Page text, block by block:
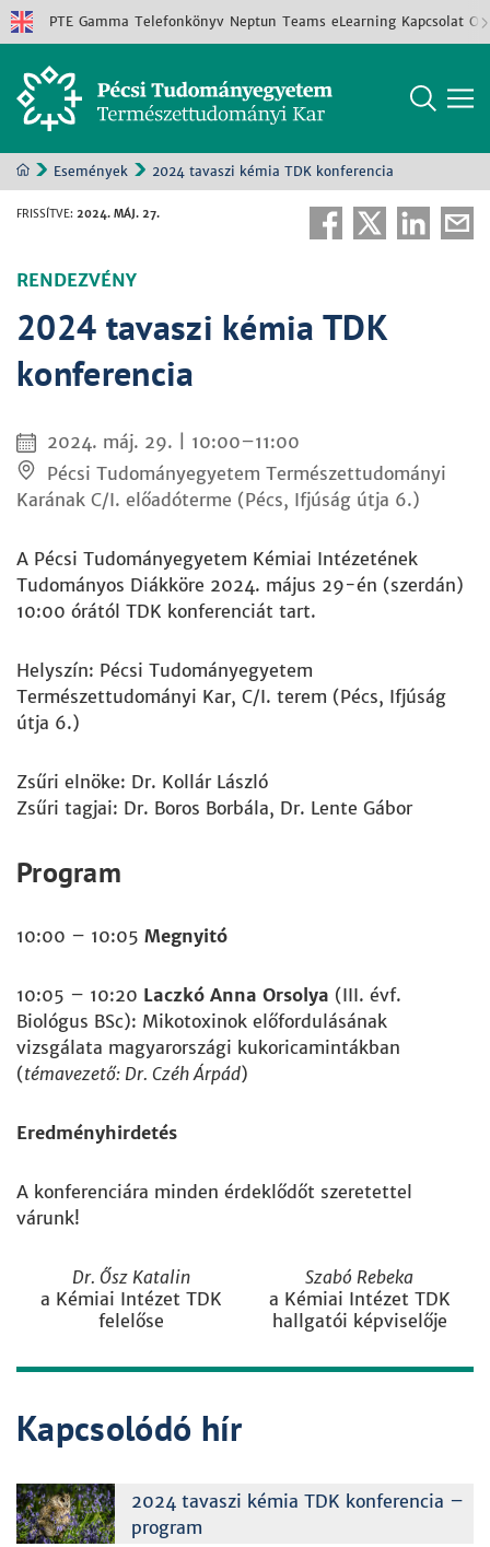
PTE Gamma Telefonkönyv Neptun Teams eLearning Kapcsolat
Események 2024 tavaszi kémia TDK konferencia
FRISSÍTVE: 2024. MÁJ. 27.
RENDEZVÉNY
2024 tavaszi kémia TDK
konferencia
2024. máj. 29. | 10:00–11:00
Pécsi Tudományegyetem Természettudományi
Karának C/I. előadóterme (Pécs, Ifjúság útja 6.)
A Pécsi Tudományegyetem Kémiai Intézetének
Tudományos Diákköre 2024. május 29-én (szerdán)
10:00 órától TDK konferenciát tart.
Helyszín: Pécsi Tudományegyetem
Természettudományi Kar, C/I. terem (Pécs, Ifjúság
útja 6.)
Zsűri elnöke: Dr. Kollár László
Zsűri tagjai: Dr. Boros Borbála, Dr. Lente Gábor
Program
10:00 – 10:05 Megnyitó
10:05 – 10:20 Laczkó Anna Orsolya (III. évf.
Biológus BSc): Mikotoxinok előfordulásának
vizsgálata magyarországi kukoricamintákban
(témavezető: Dr. Czéh Árpád)
Eredményhirdetés
A konferenciára minden érdeklődőt szeretettel
várunk!
Dr. Ősz Katalin
a Kémiai Intézet TDK
felelőse
Szabó Rebeka
a Kémiai Intézet TDK
hallgatói képviselője
Kapcsolódó hír
2024 tavaszi kémia TDK konferencia –
program